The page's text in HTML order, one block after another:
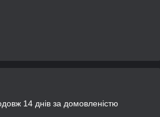
14 днів за домовленістю